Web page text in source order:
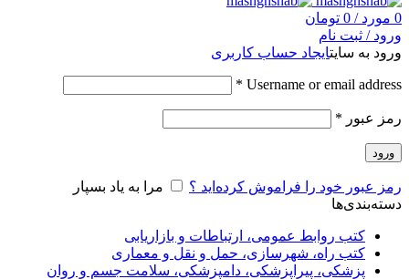
0 مورد /
0 تومان
ورود / ثبت نام
ورود به سایتایجاد حساب کاربری
Username or email address
*
رمز عبور *
ورود
رمز عبور خود را فراموش کرده‌اید ؟
مرا به یاد بسپار
دسته‌بندی‌ها
کتب روابط عمومی، ارتباطات و بازاریابی
کتب راه، شهرسازی، حمل و نقل و معماری
پزشکی، پیراپزشکی، دامپزشکی، سلامت جسم و روان